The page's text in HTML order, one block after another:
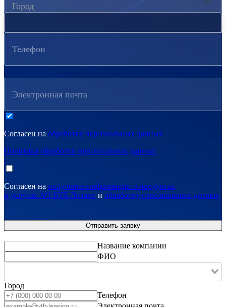
Город
Телефон
Электронная почта
Согласен на обработку персональных данных
Политика обработки персональных данных
Согласен на получение информации о продуктах
и услугах АО ВТБ Лизинг и обработку персональных данных
Название компании
ФИО
Город
Телефон